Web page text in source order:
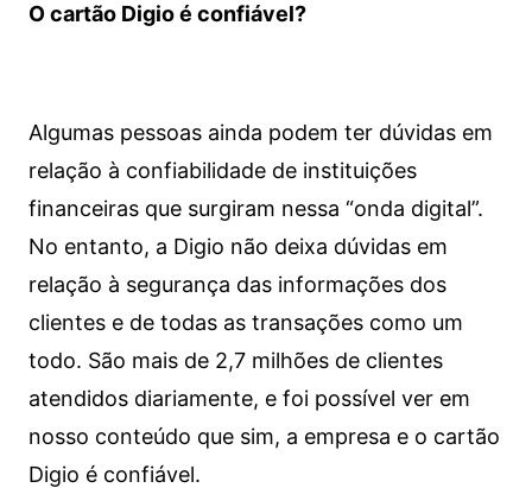
O cartão Digio é confiável?
Algumas pessoas ainda podem ter dúvidas em
relação à confiabilidade de instituições
financeiras que surgiram nessa “onda digital”.
No entanto, a Digio não deixa dúvidas em
relação à segurança das informações dos
clientes e de todas as transações como um
todo. São mais de 2,7 milhões de clientes
atendidos diariamente, e foi possível ver em
nosso conteúdo que sim, a empresa e o cartão
Digio é confiável.